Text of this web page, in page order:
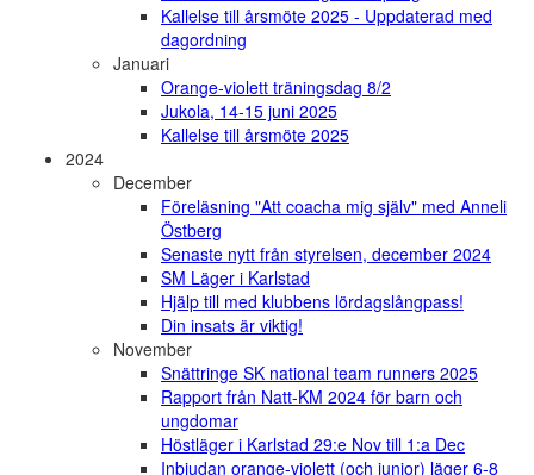
Kallelse till årsmöte 2025 - Uppdaterad med
dagordning
Januari
Orange-violett träningsdag 8/2
Jukola, 14-15 juni 2025
Kallelse till årsmöte 2025
2024
December
Föreläsning "Att coacha mig själv" med Anneli
Östberg
Senaste nytt från styrelsen, december 2024
SM Läger i Karlstad
Hjälp till med klubbens lördagslångpass!
Din insats är viktig!
November
Snättringe SK national team runners 2025
Rapport från Natt-KM 2024 för barn och
ungdomar
Höstläger i Karlstad 29:e Nov till 1:a Dec
Inbjudan orange-violett (och junior) läger 6-8